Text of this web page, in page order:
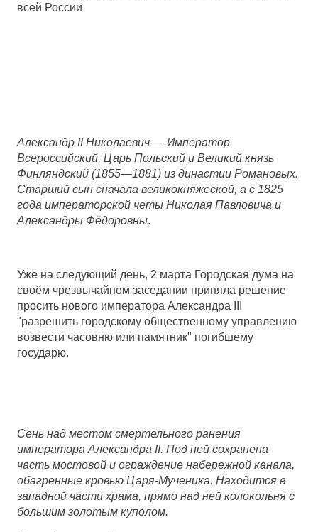
всей России
Александр II Николаевич — Император
Всероссийский, Царь Польский и Великий князь
Финляндский (1855—1881) из династии Романовых.
Старший сын сначала великокняжеской, а с 1825
года императорской четы Николая Павловича и
Александры Фёдоровны.
Уже на следующий день, 2 марта Городская дума на
своём чрезвычайном заседании приняла решение
просить нового императора Александра III
"разрешить городскому общественному управлению
возвести часовню или памятник" погибшему
государю.
Сень над местом смертельного ранения
императора Александра II. Под ней сохранена
часть мостовой и ограждение набережной канала,
обагренные кровью Царя-Мученика. Находится в
западной части храма, прямо над ней колокольня с
большим золотым куполом.